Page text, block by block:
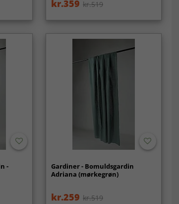
kr.359 kr.519
-
Gardiner - Bomuldsgardin
Adriana (mørkegrøn)
kr.259 kr.519